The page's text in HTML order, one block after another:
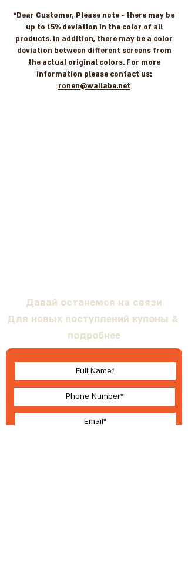
*Dear Customer, Please note - there may be
up to 15% deviation in the color of all
products. In addition, there may be a color
deviation between different screens from
the actual original colors. For more
information please contact us:
ronen@wallabe.net
Давай останемся на связи
Для новых поступлений купоны &
подробнее